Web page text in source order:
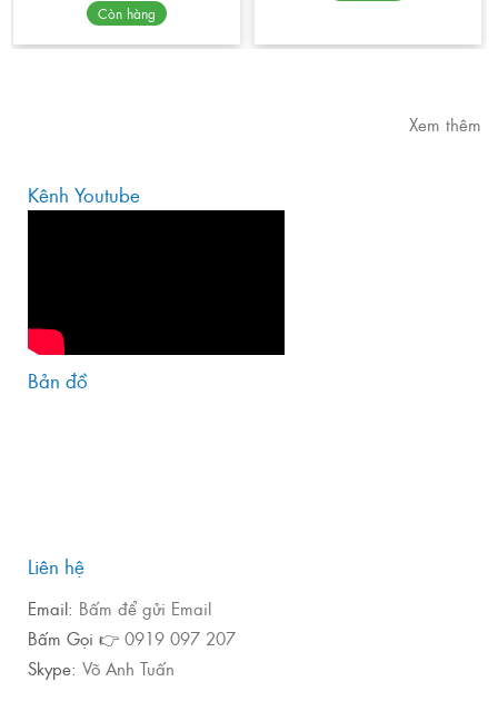
Còn hàng
Xem thêm
Kênh Youtube
Bản đồ
Liên hệ
Email: Bấm để gửi Email
Bấm Gọi 👉 0919 097 207
Skype: Võ Anh Tuấn